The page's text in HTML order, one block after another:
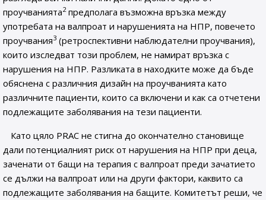
проучванията2предполага възможна връзка между
употребата на валпроат и нарушенията на НПР, повечето
проучвания3 (ретроспективни наблюдателни проучвания),
които изследват този проблем, не намират връзка с
нарушения на НПР. Разликата в находките може да бъде
обяснена с различния дизайн на проучванията като
различните пациенти, които са включени и как са отчетени
подлежащите заболявания на тези пациенти.
Като цяло PRAC не стигна до окончателно становище
дали потенциалният риск от нарушения на НПР при деца,
заченати от бащи на терапия с валпроат преди зачатието
се дължи на валпроат или на други фактори, каквито са
подлежащите заболявания на бащите. Комитетът реши, че